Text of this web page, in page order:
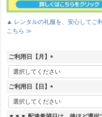
▲ レンタルの礼服を、安心してご
こちら ≫
ご利用日【月】
(
必
須
)
ご利用日【日】
(
必